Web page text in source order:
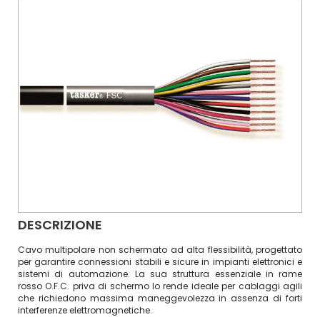
DESCRIZIONE
Cavo multipolare non schermato ad alta flessibilità, progettato
per garantire connessioni stabili e sicure in impianti elettronici e
sistemi di automazione. La sua struttura essenziale in rame
rosso O.F.C. priva di schermo lo rende ideale per cablaggi agili
che richiedono massima maneggevolezza in assenza di forti
interferenze elettromagnetiche.